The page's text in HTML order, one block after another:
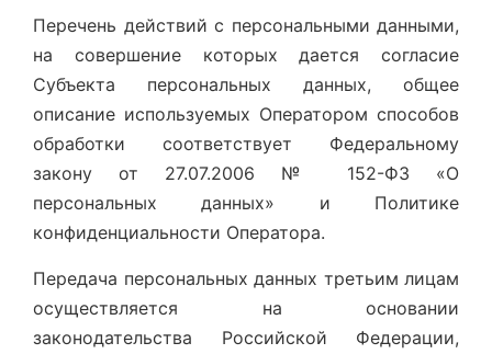
Перечень действий с персональными данными,
на совершение которых дается согласие
Субъекта персональных данных, общее
описание используемых Оператором способов
обработки соответствует Федеральному
закону от 27.07.2006 № 152-ФЗ «О
персональных данных» и Политике
конфиденциальности Оператора.
Передача персональных данных третьим лицам
осуществляется на основании
законодательства Российской Федерации,